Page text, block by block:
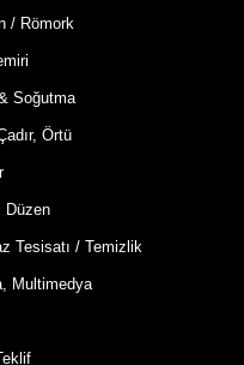
/ Römork
Soğutma
Örtü
Düzen
Tesisatı / Temizlik
Multimedya